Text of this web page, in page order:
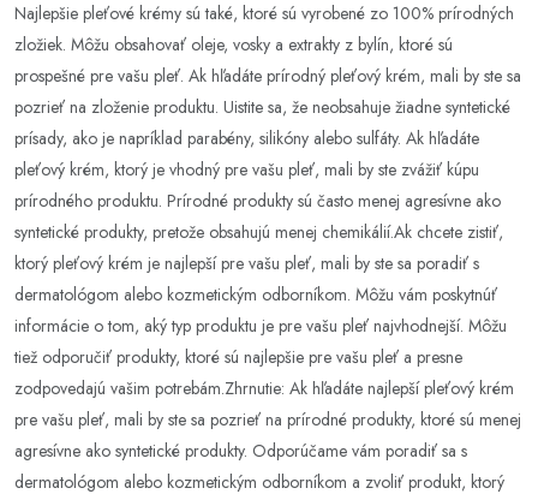
Najlepšie pleťové krémy sú také, ktoré sú vyrobené zo 100% prírodných
zložiek. Môžu obsahovať oleje, vosky a extrakty z bylín, ktoré sú
prospešné pre vašu pleť. Ak hľadáte prírodný pleťový krém, mali by ste sa
pozrieť na zloženie produktu. Uistite sa, že neobsahuje žiadne syntetické
prísady, ako je napríklad parabény, silikóny alebo sulfáty. Ak hľadáte
pleťový krém, ktorý je vhodný pre vašu pleť, mali by ste zvážiť kúpu
prírodného produktu. Prírodné produkty sú často menej agresívne ako
syntetické produkty, pretože obsahujú menej chemikálií.Ak chcete zistiť,
ktorý pleťový krém je najlepší pre vašu pleť, mali by ste sa poradiť s
dermatológom alebo kozmetickým odborníkom. Môžu vám poskytnúť
informácie o tom, aký typ produktu je pre vašu pleť najvhodnejší. Môžu
tiež odporučiť produkty, ktoré sú najlepšie pre vašu pleť a presne
zodpovedajú vašim potrebám.Zhrnutie: Ak hľadáte najlepší pleťový krém
pre vašu pleť, mali by ste sa pozrieť na prírodné produkty, ktoré sú menej
agresívne ako syntetické produkty. Odporúčame vám poradiť sa s
dermatológom alebo kozmetickým odborníkom a zvoliť produkt, ktorý